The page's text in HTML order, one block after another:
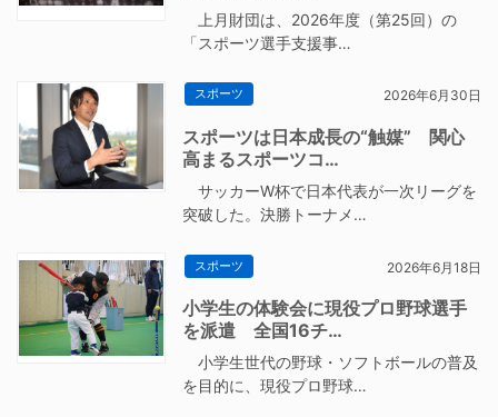
上月財団は、2026年度（第25回）の
「スポーツ選手支援事…
スポーツ 2026年6月30日
スポーツは日本成長の“触媒” 関心
高まるスポーツコ…
サッカーW杯で日本代表が一次リーグを
突破した。決勝トーナメ…
スポーツ 2026年6月18日
小学生の体験会に現役プロ野球選手
を派遣 全国16チ…
小学生世代の野球・ソフトボールの普及
を目的に、現役プロ野球…